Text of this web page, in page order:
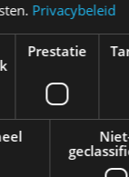
Hyundai Ioniq 5 N
2023
autonieuws
van
Privacybeleid
Prestatie